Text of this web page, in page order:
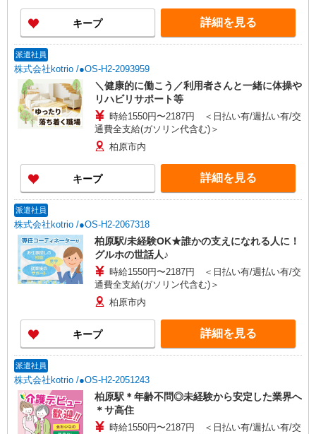
キープ 詳細を見る
派遣社員
株式会社kotrio /●OS-H2-2093959
＼健康的に働こう／利用者さんと一緒に体操や
リハビリサポート等
時給1550円〜2187円 ＜日払い有/週払い有/交
通費全支給(ガソリン代含む)＞
柏原市内
キープ 詳細を見る
派遣社員
株式会社kotrio /●OS-H2-2067318
柏原駅/未経験OK★誰かの支えになれる人に！
グルホの世話人♪
時給1550円〜2187円 ＜日払い有/週払い有/交
通費全支給(ガソリン代含む)＞
柏原市内
キープ 詳細を見る
派遣社員
株式会社kotrio /●OS-H2-2051243
柏原駅＊年齢不問◎未経験から安定した業界へ
＊サ高住
時給1550円〜2187円 ＜日払い有/週払い有/交